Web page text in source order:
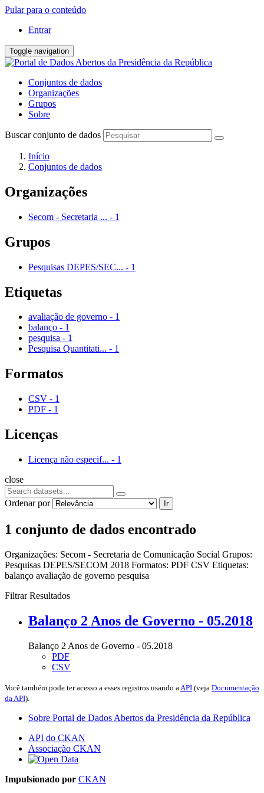
Pular para o conteúdo
Entrar
Toggle navigation
Conjuntos de dados
Organizações
Grupos
Sobre
Buscar conjunto de dados
Início
Conjuntos de dados
Organizações
Secom - Secretaria ... - 1
Grupos
Pesquisas DEPES/SEC... - 1
Etiquetas
avaliação de governo - 1
balanço - 1
pesquisa - 1
Pesquisa Quantitati... - 1
Formatos
CSV - 1
PDF - 1
Licenças
Licença não especif... - 1
close
Ordenar por Ir
1 conjunto de dados encontrado
Organizações: Secom - Secretaria de Comunicação Social Grupos:
Pesquisas DEPES/SECOM 2018 Formatos: PDF CSV Etiquetas:
balanço avaliação de governo pesquisa
Filtrar Resultados
Balanço 2 Anos de Governo - 05.2018
Balanço 2 Anos de Governo - 05.2018
PDF
CSV
Você também pode ter acesso a esses registros usando a API (veja Documentação
da API).
Sobre Portal de Dados Abertos da Presidência da República
API do CKAN
Associação CKAN
Impulsionado por CKAN